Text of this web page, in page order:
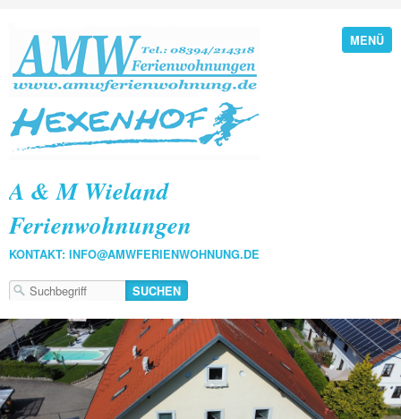
MENÜ
A & M Wieland
Ferienwohnungen
KONTAKT: INFO@AMWFERIENWOHNUNG.DE